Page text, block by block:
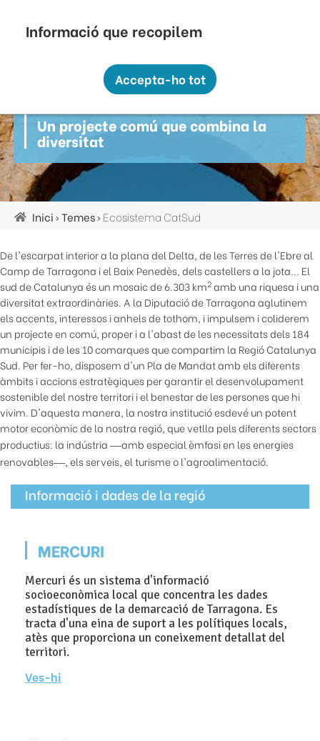
contingut
Un projecte comú que combina la
diversitat
Inici Temes Ecosistema CatSud
De l'escarpat interior a la plana del Delta, de les Terres de l'Ebre al
Camp de Tarragona i el Baix Penedès, dels castellers a la jota... El
sud de Catalunya és un mosaic de 6.303 km2amb una riquesa i una
diversitat extraordinàries. A la Diputació de Tarragona aglutinem
els accents, interessos i anhels de tothom, i impulsem i coliderem
un projecte en comú, proper i a l'abast de les necessitats dels 184
municipis i de les 10 comarques que compartim la Regió Catalunya
Sud. Per fer-ho, disposem d'un Pla de Mandat amb els diferents
àmbits i accions estratègiques per garantir el desenvolupament
sostenible del nostre territori i el benestar de les persones que hi
vivim. D'aquesta manera, la nostra institució esdevé un potent
motor econòmic de la nostra regió, que vetlla pels diferents sectors
productius: la indústria —amb especial èmfasi en les energies
renovables—, els serveis, el turisme o l'agroalimentació.
Informació i dades de la regió
MERCURI
Mercuri és un sistema d'informació
socioeconòmica local que concentra les dades
estadístiques de la demarcació de Tarragona. Es
tracta d'una eina de suport a les polítiques locals,
atès que proporciona un coneixement detallat del
territori.
Ves-hi
personal amb les següents finalitats:
Funcionalitat, Analítica.
Més informació
Canviar preferències
Accepta-ho tot